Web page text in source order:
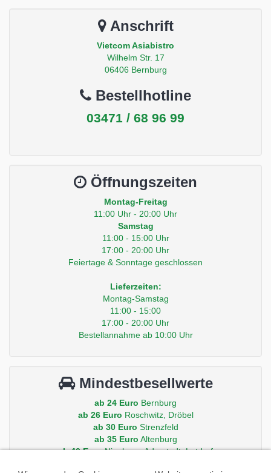
Anschrift
Vietcom Asiabistro
Wilhelm Str. 17
06406 Bernburg
Bestellhotline
03471 / 68 96 99
Öffnungszeiten
Montag-Freitag
11:00 Uhr - 20:00 Uhr
Samstag
11:00 - 15:00 Uhr
17:00 - 20:00 Uhr
Feiertage & Sonntage geschlossen
Lieferzeiten:
Montag-Samstag
11:00 - 15:00
17:00 - 20:00 Uhr
Bestellannahme ab 10:00 Uhr
Mindestbesellwerte
ab 24 Euro Bernburg
ab 26 Euro Roschwitz, Dröbel
ab 30 Euro Strenzfeld
ab 35 Euro Altenburg
ab 40 EuroNienburg, Aderstedt, Latdorf